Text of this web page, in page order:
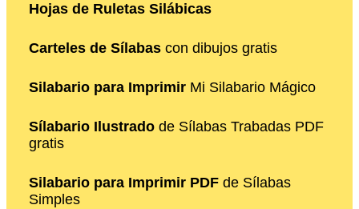
Hojas de Ruletas Silábicas
Carteles de Sílabas con dibujos gratis
Silabario para Imprimir Mi Silabario Mágico
Sílabario Ilustrado de Sílabas Trabadas PDF
gratis
Silabario para Imprimir PDF de Sílabas
Simples